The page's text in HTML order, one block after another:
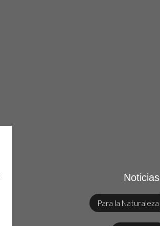
Noticias
Para la Naturaleza